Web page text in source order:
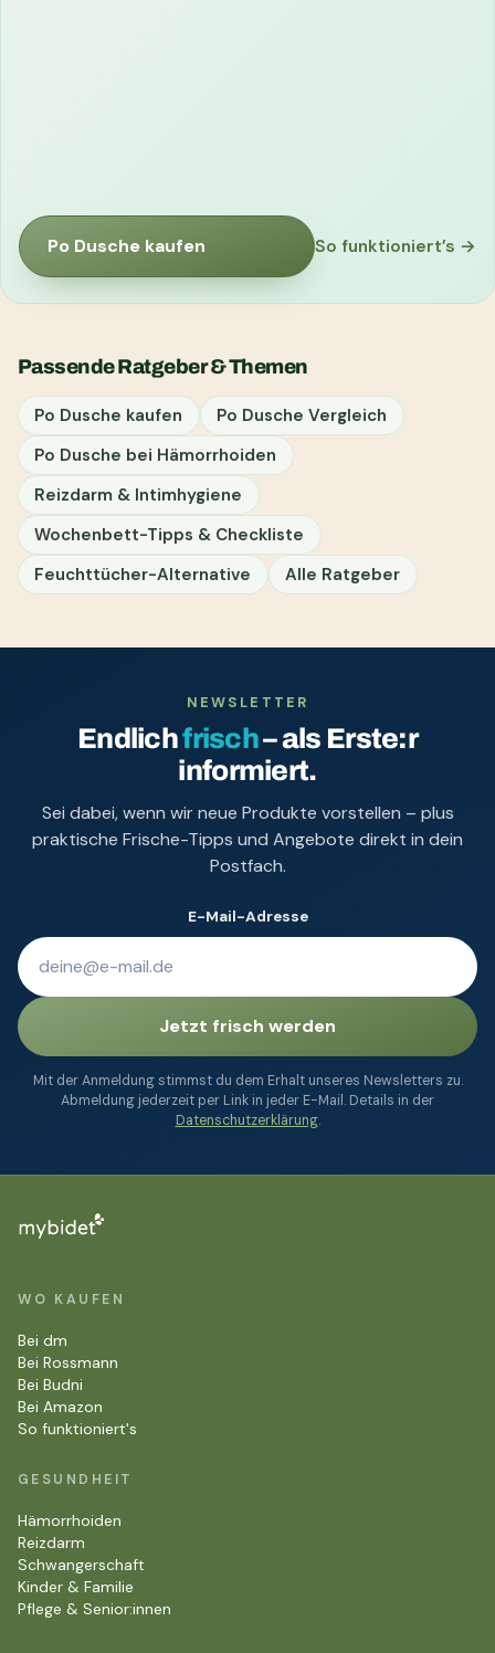
Po Dusche kaufen So funktioniert’s →
Passende Ratgeber & Themen
Po Dusche kaufen
Po Dusche Vergleich
Po Dusche bei Hämorrhoiden
Reizdarm & Intimhygiene
Wochenbett-Tipps & Checkliste
Feuchttücher-Alternative
Alle Ratgeber
NEWSLETTER
Endlichfrisch– als Erste:r
informiert.
Sei dabei, wenn wir neue Produkte vorstellen – plus
praktische Frische-Tipps und Angebote direkt in dein
Postfach.
E-Mail-Adresse
Jetzt frisch werden
Mit der Anmeldung stimmst du dem Erhalt unseres Newsletters zu.
Abmeldung jederzeit per Link in jeder E-Mail. Details in der
Datenschutzerklärung.
WO KAUFEN
Bei dm
Bei Rossmann
Bei Budni
Bei Amazon
So funktioniert's
GESUNDHEIT
Hämorrhoiden
Reizdarm
Schwangerschaft
Kinder & Familie
Pflege & Senior:innen